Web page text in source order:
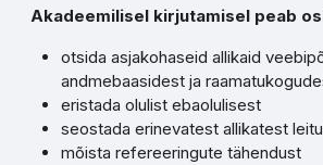
Akadeemilisel kirjutamisel peab
otsida asjakohaseid allikaid
andmebaasidest ja
eristada olulist ebaolulisest
seostada erinevatest allikatest
mõista refereeringute tähendust